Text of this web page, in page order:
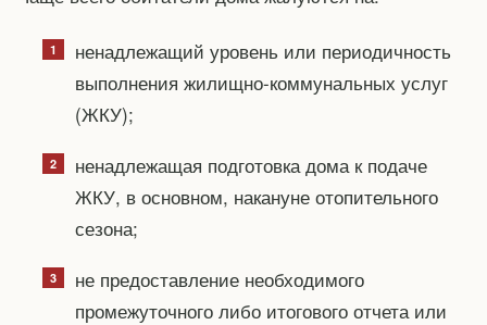
ненадлежащий уровень или периодичность
выполнения жилищно-коммунальных услуг
(ЖКУ);
ненадлежащая подготовка дома к подаче
ЖКУ, в основном, накануне отопительного
сезона;
не предоставление необходимого
промежуточного либо итогового отчета или